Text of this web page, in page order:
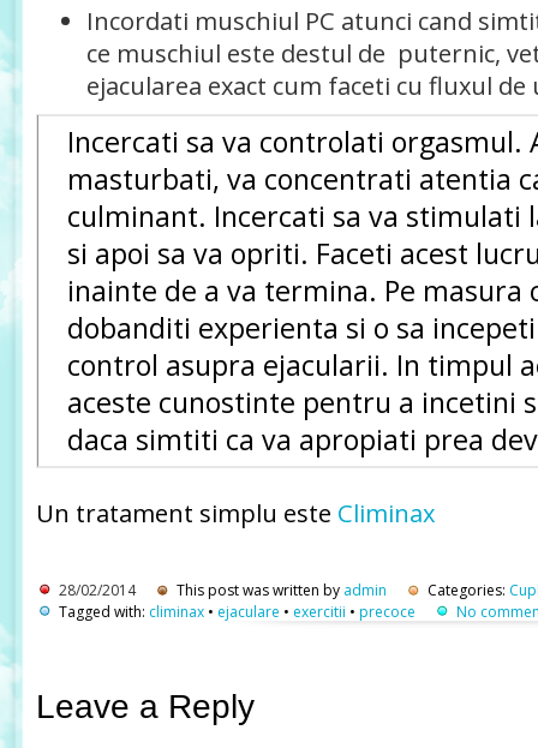
Incordati muschiul PC atunci cand
ce muschiul este destul de puternic,
ejacularea exact cum faceti cu fluxul de
Incercati sa va controlati orgasmul.
masturbati, va concentrati atentia
culminant. Incercati sa va stimulati
si apoi sa va opriti. Faceti acest
inainte de a va termina. Pe masura
dobanditi experienta si o sa
control asupra ejacularii. In timpul
aceste cunostinte pentru a incetini
daca simtiti ca va apropiati prea
Un tratament simplu este Climinax
28/02/2014 This post was written by admin Categories:
Tagged with: climinax • ejaculare • exercitii • precoce No
Leave a Reply